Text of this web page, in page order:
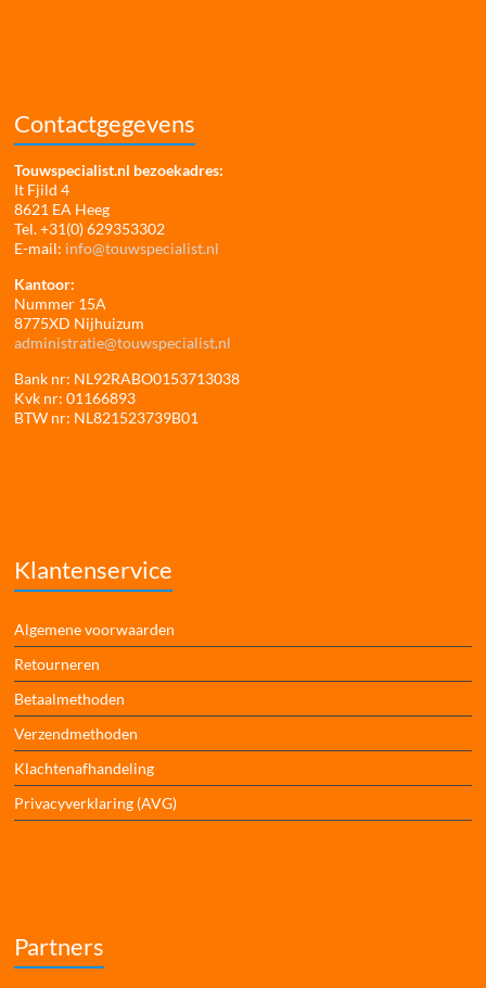
Contactgegevens
Touwspecialist.nl bezoekadres:
It Fjild 4
8621 EA Heeg
Tel. +31(0) 629353302
E-mail: info@touwspecialist.nl
Kantoor:
Nummer 15A
8775XD Nijhuizum
administratie@touwspecialist.nl
Bank nr: NL92RABO0153713038
Kvk nr: 01166893
BTW nr: NL821523739B01
Klantenservice
Algemene voorwaarden
Retourneren
Betaalmethoden
Verzendmethoden
Klachtenafhandeling
Privacyverklaring (AVG)
Partners